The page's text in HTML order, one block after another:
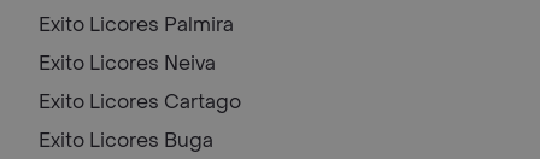
Exito Licores Palmira
Exito Licores Neiva
Exito Licores Cartago
Exito Licores Buga